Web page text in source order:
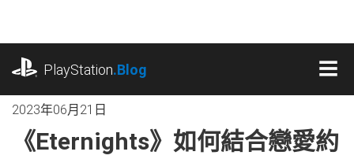
內
PlayStation.Blog
2023年06月21日
《Eternights》如何結合戀愛約